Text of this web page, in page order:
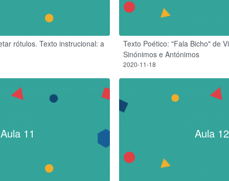
rótulos. Texto instrucional: a
Texto Poético: "Fala Bicho" de
Sinónimos e Antónimos
2020-11-18
Aula 11 Aula 12